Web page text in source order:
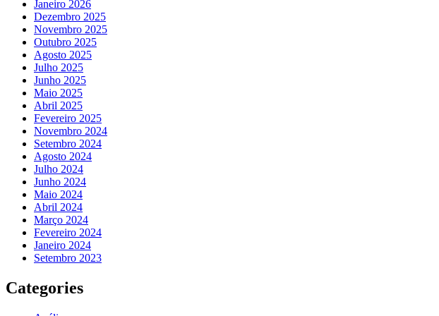
Janeiro 2026
Dezembro 2025
Novembro 2025
Outubro 2025
Agosto 2025
Julho 2025
Junho 2025
Maio 2025
Abril 2025
Fevereiro 2025
Novembro 2024
Setembro 2024
Agosto 2024
Julho 2024
Junho 2024
Maio 2024
Abril 2024
Março 2024
Fevereiro 2024
Janeiro 2024
Setembro 2023
Categories